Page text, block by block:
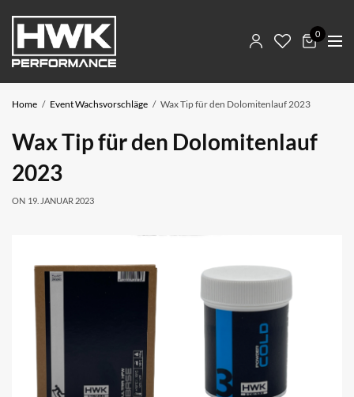
0
Home Event Wachsvorschläge Wax Tip für den Dolomitenlauf 2023
Wax Tip für den Dolomitenlauf
2023
ON 19. JANUAR 2023